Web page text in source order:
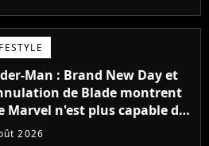
Man : Brand New Day et
de Blade montrent
Marvel n'est plus capable de
quoi que ce soit de simple
2026